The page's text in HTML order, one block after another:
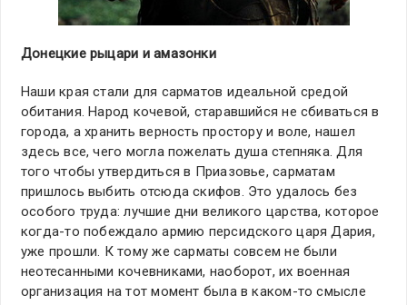
Донецкие рыцари и амазонки
Наши края стали для сарматов идеальной средой
обитания. Народ кочевой, старавшийся не сбиваться в
города, а хранить верность простору и воле, нашел
здесь все, чего могла пожелать душа степняка. Для
того чтобы утвердиться в Приазовье, сарматам
пришлось выбить отсюда скифов. Это удалось без
особого труда: лучшие дни великого царства, которое
когда-то побеждало армию персидского царя Дария,
уже прошли. К тому же сарматы совсем не были
неотесанными кочевниками, наоборот, их военная
организация на тот момент была в каком-то смысле